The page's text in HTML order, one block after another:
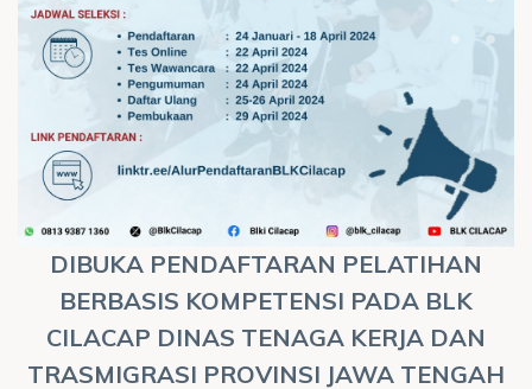
DIBUKA PENDAFTARAN PELATIHAN
BERBASIS KOMPETENSI PADA BLK
CILACAP DINAS TENAGA KERJA DAN
TRASMIGRASI PROVINSI JAWA TENGAH